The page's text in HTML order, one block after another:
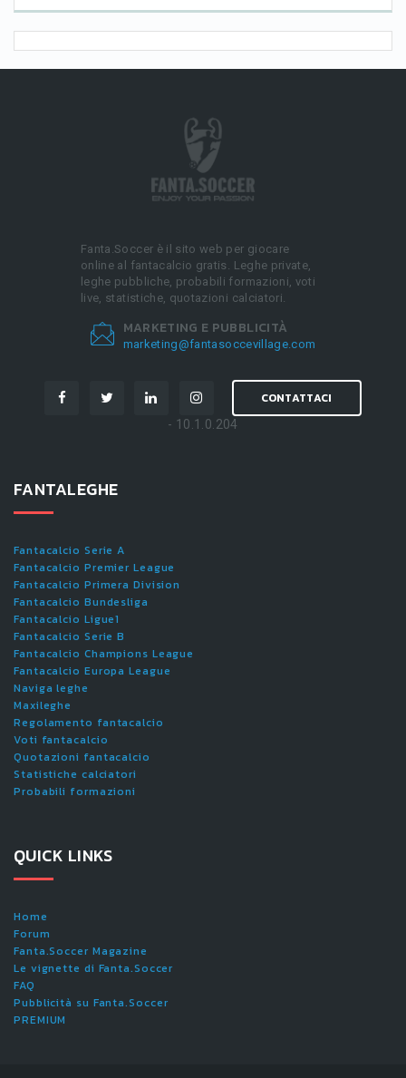
Fanta.Soccer è il sito web per giocare
online al fantacalcio gratis. Leghe private,
leghe pubbliche, probabili formazioni, voti
live, statistiche, quotazioni calciatori.
MARKETING E PUBBLICITÀ
marketing@fantasoccevillage.com
CONTATTACI
- 10.1.0.204
FANTALEGHE
Fantacalcio Serie A
Fantacalcio Premier League
Fantacalcio Primera Division
Fantacalcio Bundesliga
Fantacalcio Ligue1
Fantacalcio Serie B
Fantacalcio Champions League
Fantacalcio Europa League
Naviga leghe
Maxileghe
Regolamento fantacalcio
Voti fantacalcio
Quotazioni fantacalcio
Statistiche calciatori
Probabili formazioni
QUICK LINKS
Home
Forum
Fanta.Soccer Magazine
Le vignette di Fanta.Soccer
FAQ
Pubblicità su Fanta.Soccer
PREMIUM